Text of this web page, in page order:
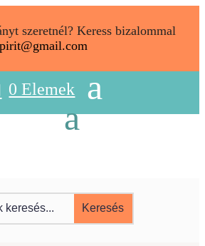
szeretnél? Keress bizalommal
0 Elemek